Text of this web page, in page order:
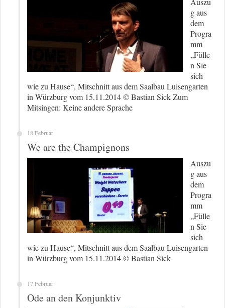
g aus
dem
Progra
mm
„Fülle
n Sie
sich
wie zu Hause“, Mitschnitt aus dem Saalbau Luisengarten
in Würzburg vom 15.11.2014 © Bastian Sick Zum
Mitsingen: Keine andere Sprache
18 Februar
We are the Champignons
Auszu
g aus
dem
Progra
mm
„Fülle
n Sie
sich
wie zu Hause“, Mitschnitt aus dem Saalbau Luisengarten
in Würzburg vom 15.11.2014 © Bastian Sick
17 Februar
Ode an den Konjunktiv